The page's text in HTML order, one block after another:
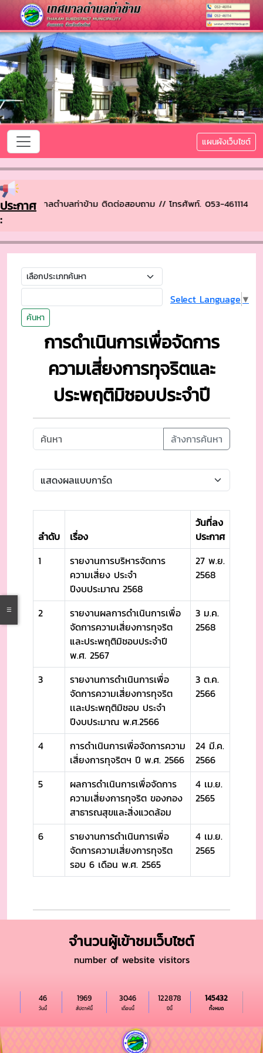
แผนผังเว็บไซต์
ประกาศ
:
าสู่ เทศบาลตำบลท่าข้าม ติดต่อสอบถาม // โทรศัพท์. 053-461114 โทร
ค้นหา
Select Language ▼
การดำเนินการเพื่อจัดการ
ความเสี่ยงการทุจริตและ
ประพฤติมิชอบประจำปี
ล้างการค้นหา
ลำดับ เรื่อง
วันที่ลง
ประกาศ
1
รายงานการบริหารจัดการ
ความเสี่ยง ประจำ
ปีงบประมาณ 2568
27 พ.ย.
2568
2
รายงานผลการดำเนินการเพื่อ
จัดการความเสี่ยงการทุจริต
และประพฤติมิชอบประจำปี
พ.ศ. 2567
3 ม.ค.
2568
3
รายงานการดำเนินการเพื่อ
จัดการความเสี่ยงการทุจริต
เเละประพฤติมิชอบ ประจำ
ปีงบประมาณ พ.ศ.2566
3 ต.ค.
2566
4
การดำเนินการเพื่อจัดการความ
เสี่ยงการทุจริตฯ ปี พ.ศ. 2566
24 มี.ค.
2566
5
ผลการดำเนินการเพื่อจัดการ
ความเสี่ยงการทุจริต ของกอง
สาธารณสุขและสิ่งแวดล้อม
4 เม.ย.
2565
6
รายงานการดำเนินการเพื่อ
จัดการความเสี่ยงการทุจริต
รอบ 6 เดือน พ.ศ. 2565
4 เม.ย.
2565
จำนวนผู้เข้าชมเว็บไซต์
number of website visitors
วันนี้
46
สัปดาห์นี้
1969
เดือนนี้
3046
ปีนี้
122878
ทั้งหมด
145432